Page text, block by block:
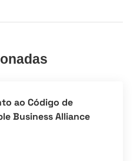
ao Código de
Business Alliance